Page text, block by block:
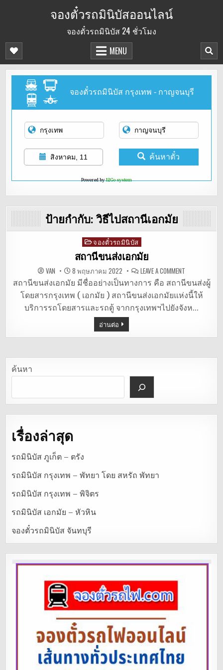
จองตั๋วรถมินิบัสออนไลน์
จองตั๋วรถมินิบัส 24 ชั่วโมง
MENU
จองตั๋วรถมินิบัส กรุงเทพ - กาญจนบุรี
สิงหาคม, 11 ค้นหาตั๋ว
Powered by12Go system
ป้ายกำกับ: วิธีไปสถานีเอกมัย
Posted
in
จองตั๋วรถมินิบัส
สถานีขนส่งเอกมัย
VAN 8 พฤษภาคม 2022 LEAVE A COMMENT
สถานี
ขนส่ง
เอกมัย
สถานีขนส่งเอกมัย มีชื่ออย่างเป็นทางการ คือ สถานีขนส่งผู้
โดยสารกรุงเทพ ( เอกมัย ) สถานีขนส่งเอกมัยแห่งนี้ให้
บริการรถโดยสารและรถตู้ จากกรุงเทพฯไปยังจังห…
อ่านต่อ
ค้นหา
เรื่องล่าสุด
รถมินิบัส ภูเก็ต – ตรัง
รถมินิบัส กรุงเทพ – พัทยา โดย สหรัถ พัทยา
รถมินิบัส กรุงเทพ – พิจิตร
รถมินิบัส เอกมัย – หัวหิน
จองตั๋วรถมินิบัส จันทบุรี